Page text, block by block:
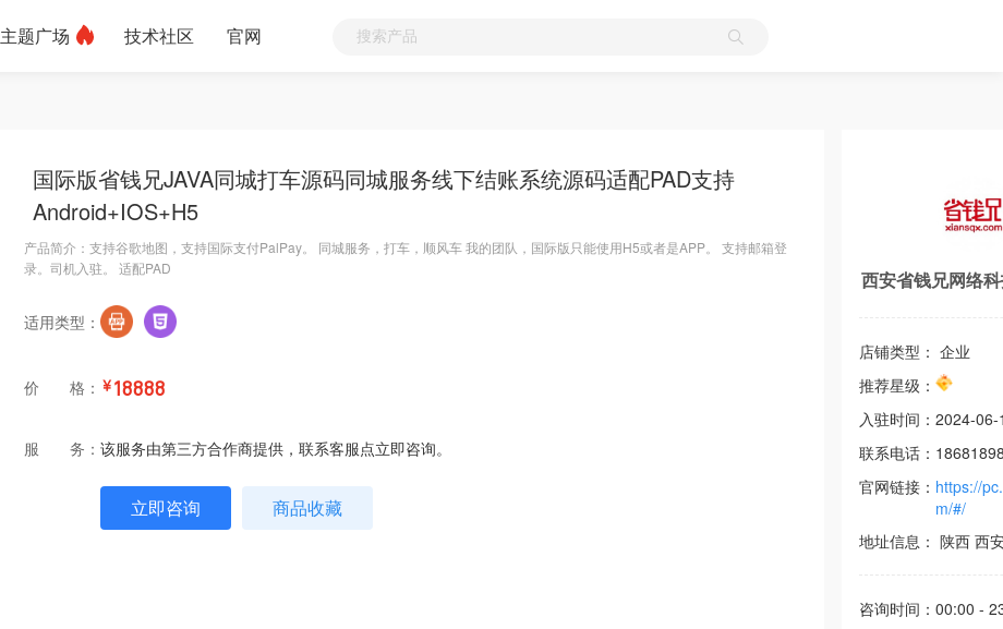
主题广场 技术社区 官网
国际版省钱兄JAVA同城打车源码同城服务线下结账系统源码适配PAD支持
Android+IOS+H5
产品简介：支持谷歌地图，支持国际支付PalPay。 同城服务，打车，顺风车 我的团队，国际版只能使用H5或者是APP。 支持邮箱登
录。司机入驻。 适配PAD
适用类型：
价 格： ￥18888
服 务： 该服务由第三方合作商提供，联系客服点立即咨询。
立即咨询 商品收藏
西安省钱兄网络
店铺类型： 企业
推荐星级：
入驻时间： 2024-06-
联系电话：
官网链接： https://
m/#/
地址信息： 陕西 西
咨询时间： 00:00 -